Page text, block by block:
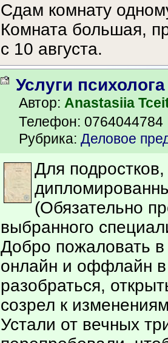
Сдам комнату
Комната большая,
с 10 августа.
Услуги психолога
Автор: Anastasiia
Телефон: 0764044784
Рубрика: Деловое
Для
(Обязательно
выбранного
Добро пожаловать
онлайн и оффлайн в
разобраться,
созрел к
Устали от вечных